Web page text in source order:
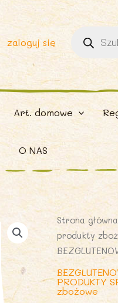
zaloguj się
Art. domowe
O NAS
Strona główna
produkty
PRODUKTY
zbożowe